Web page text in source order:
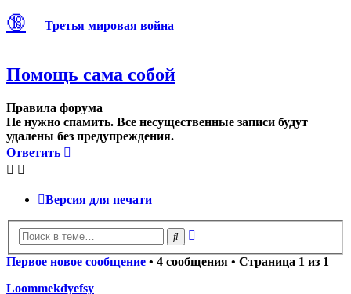
🔞 Третья мировая война
Помощь сама собой
Правила форума
Не нужно спамить. Все несущественные записи будут
удалены без предупреждения.
Ответить
Версия для печати
Поиск
Первое новое сообщение • 4 сообщения • Страница 1 из 1
Loommekdyefsy